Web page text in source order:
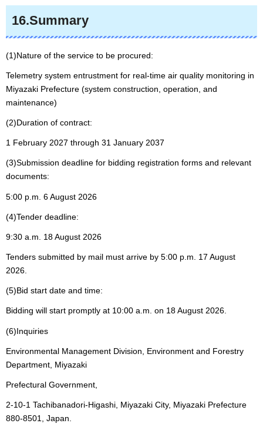
16.Summary
(1)Nature of the service to be procured:
Telemetry system entrustment for real-time air quality monitoring in
Miyazaki Prefecture (system construction, operation, and
maintenance)
(2)Duration of contract:
1 February 2027 through 31 January 2037
(3)Submission deadline for bidding registration forms and relevant
documents:
5:00 p.m. 6 August 2026
(4)Tender deadline:
9:30 a.m. 18 August 2026
Tenders submitted by mail must arrive by 5:00 p.m. 17 August
2026.
(5)Bid start date and time:
Bidding will start promptly at 10:00 a.m. on 18 August 2026.
(6)Inquiries
Environmental Management Division, Environment and Forestry
Department, Miyazaki
Prefectural Government,
2-10-1 Tachibanadori-Higashi, Miyazaki City, Miyazaki Prefecture
880-8501, Japan.